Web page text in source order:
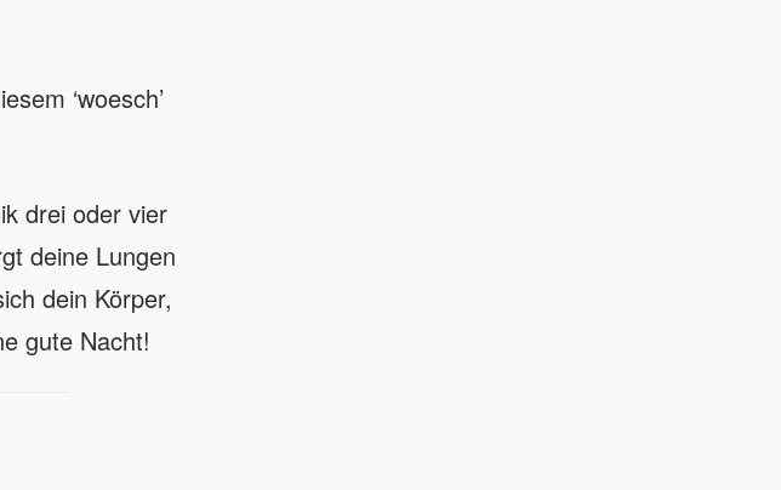
‘woesch’
drei oder vier
deine Lungen
dein Körper,
gute Nacht!